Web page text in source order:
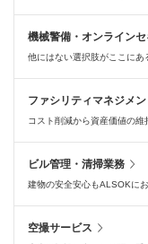
機械警備・オンライン
他にはない選択肢がここにあ
ファシリティマネジメン
コスト削減から資産価値の
ビル管理・清掃業務
建物の安全安心もALSOKに
空撮サービス